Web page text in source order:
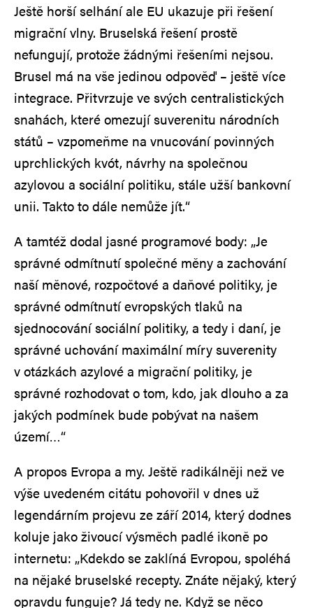
Ještě horší selhání ale EU ukazuje při řešení
migrační vlny. Bruselská řešení prostě
nefungují, protože žádnými řešeními nejsou.
Brusel má na vše jedinou odpověď – ještě více
integrace. Přitvrzuje ve svých centralistických
snahách, které omezují suverenitu národních
států – vzpomeňme na vnucování povinných
uprchlických kvót, návrhy na společnou
azylovou a sociální politiku, stále užší bankovní
unii. Takto to dále nemůže jít.“
A tamtéž dodal jasné programové body: „Je
správné odmítnutí společné měny a zachování
naší měnové, rozpočtové a daňové politiky, je
správné odmítnutí evropských tlaků na
sjednocování sociální politiky, a tedy i daní, je
správné uchování maximální míry suverenity
v otázkách azylové a migrační politiky, je
správné rozhodovat o tom, kdo, jak dlouho a za
jakých podmínek bude pobývat na našem
území…“
A propos Evropa a my. Ještě radikálněji než ve
výše uvedeném citátu pohovořil v dnes už
legendárním projevu ze září 2014, který dodnes
koluje jako živoucí výsměch padlé ikoně po
internetu: „Kdekdo se zaklíná Evropou, spoléhá
na nějaké bruselské recepty. Znáte nějaký, který
opravdu funguje? Já tedy ne. Když se něco